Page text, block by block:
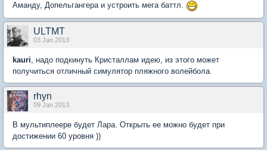
Аманду, Допельгангера и устроить мега баттл.
ULTMT
03 Jan 2013
kauri , надо подкинуть Кристаллам идею, из этого может
получиться отличный симулятор пляжного волейбола.
rhyn
09 Jan 2013
В мультиплеере будет Лара. Открыть ее можно будет при
достижении 60 уровня ))